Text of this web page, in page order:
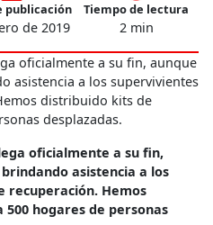
publicación
de 2019
Tiempo de lectura
2 min
oficialmente a su fin, aunque
asistencia a los supervivientes
distribuido kits de
desplazadas.
oficialmente a su fin,
asistencia a los
recuperación. Hemos
hogares de personas